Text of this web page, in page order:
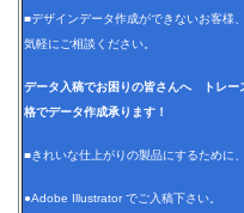
■デザインデータ作成ができないお客様
気軽にご相談ください。
データ入稿でお困りの皆さんへ トレー
格でデータ作成承ります！
■きれいな仕上がりの製品にするために
●Adobe Illustrator でご入稿下さい。